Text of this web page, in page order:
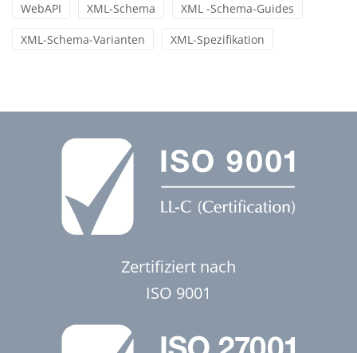
WebAPI XML-Schema XML -Schema-Guides
XML-Schema-Varianten XML-Spezifikation
Zertifiziert nach
ISO 9001